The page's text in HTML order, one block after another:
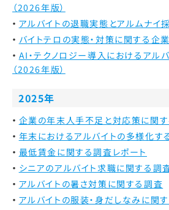
（2026年版）
アルバイトの退職実態とアルムナイ
バイトテロの実態・対策に関する企
AI・テクノロジー導入におけるアル
（2026年版）
2025年
企業の年末人手不足と対応策に関
年末におけるアルバイトの多様化す
最低賃金に関する調査レポート
シニアのアルバイト求職に関する調
アルバイトの暑さ対策に関する調査
アルバイトの服装・身だしなみに関